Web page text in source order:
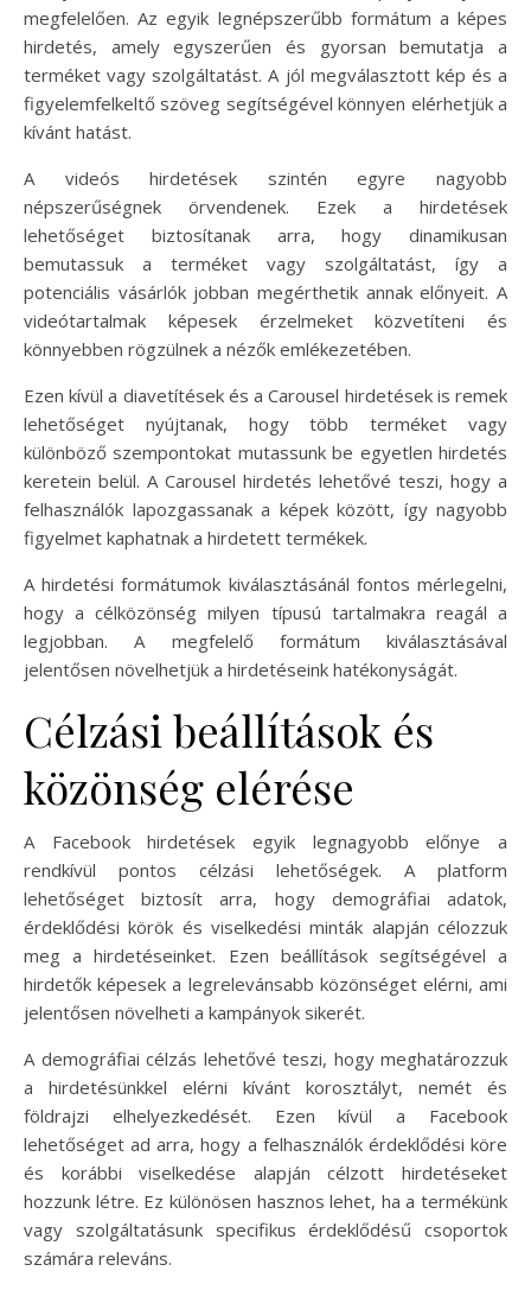
megfelelően. Az egyik legnépszerűbb formátum a képes
hirdetés, amely egyszerűen és gyorsan bemutatja a
terméket vagy szolgáltatást. A jól megválasztott kép és a
figyelemfelkeltő szöveg segítségével könnyen elérhetjük a
kívánt hatást.
A videós hirdetések szintén egyre nagyobb
népszerűségnek örvendenek. Ezek a hirdetések
lehetőséget biztosítanak arra, hogy dinamikusan
bemutassuk a terméket vagy szolgáltatást, így a
potenciális vásárlók jobban megérthetik annak előnyeit. A
videótartalmak képesek érzelmeket közvetíteni és
könnyebben rögzülnek a nézők emlékezetében.
Ezen kívül a diavetítések és a Carousel hirdetések is remek
lehetőséget nyújtanak, hogy több terméket vagy
különböző szempontokat mutassunk be egyetlen hirdetés
keretein belül. A Carousel hirdetés lehetővé teszi, hogy a
felhasználók lapozgassanak a képek között, így nagyobb
figyelmet kaphatnak a hirdetett termékek.
A hirdetési formátumok kiválasztásánál fontos mérlegelni,
hogy a célközönség milyen típusú tartalmakra reagál a
legjobban. A megfelelő formátum kiválasztásával
jelentősen növelhetjük a hirdetéseink hatékonyságát.
Célzási beállítások és
közönség elérése
A Facebook hirdetések egyik legnagyobb előnye a
rendkívül pontos célzási lehetőségek. A platform
lehetőséget biztosít arra, hogy demográfiai adatok,
érdeklődési körök és viselkedési minták alapján célozzuk
meg a hirdetéseinket. Ezen beállítások segítségével a
hirdetők képesek a legrelevánsabb közönséget elérni, ami
jelentősen növelheti a kampányok sikerét.
A demográfiai célzás lehetővé teszi, hogy meghatározzuk
a hirdetésünkkel elérni kívánt korosztályt, nemét és
földrajzi elhelyezkedését. Ezen kívül a Facebook
lehetőséget ad arra, hogy a felhasználók érdeklődési köre
és korábbi viselkedése alapján célzott hirdetéseket
hozzunk létre. Ez különösen hasznos lehet, ha a termékünk
vagy szolgáltatásunk specifikus érdeklődésű csoportok
számára releváns.